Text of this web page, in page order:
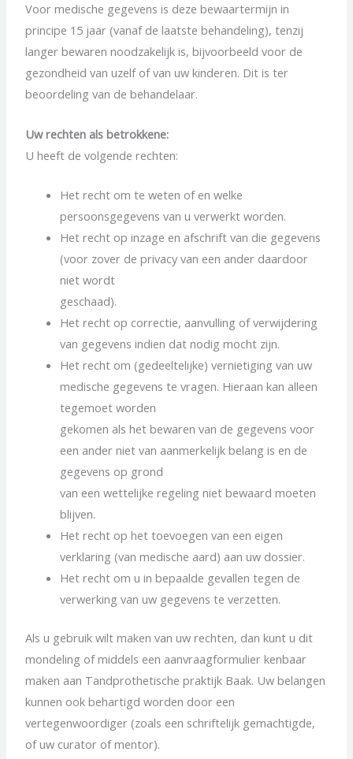
Voor medische gegevens is deze bewaartermijn in
principe 15 jaar (vanaf de laatste behandeling), tenzij
langer bewaren noodzakelijk is, bijvoorbeeld voor de
gezondheid van uzelf of van uw kinderen. Dit is ter
beoordeling van de behandelaar.
Uw rechten als betrokkene:
U heeft de volgende rechten:
Het recht om te weten of en welke
persoonsgegevens van u verwerkt worden.
Het recht op inzage en afschrift van die gegevens
(voor zover de privacy van een ander daardoor
niet wordt
geschaad).
Het recht op correctie, aanvulling of verwijdering
van gegevens indien dat nodig mocht zijn.
Het recht om (gedeeltelijke) vernietiging van uw
medische gegevens te vragen. Hieraan kan alleen
tegemoet worden
gekomen als het bewaren van de gegevens voor
een ander niet van aanmerkelijk belang is en de
gegevens op grond
van een wettelijke regeling niet bewaard moeten
blijven.
Het recht op het toevoegen van een eigen
verklaring (van medische aard) aan uw dossier.
Het recht om u in bepaalde gevallen tegen de
verwerking van uw gegevens te verzetten.
Als u gebruik wilt maken van uw rechten, dan kunt u dit
mondeling of middels een aanvraagformulier kenbaar
maken aan Tandprothetische praktijk Baak. Uw belangen
kunnen ook behartigd worden door een
vertegenwoordiger (zoals een schriftelijk gemachtigde,
of uw curator of mentor).